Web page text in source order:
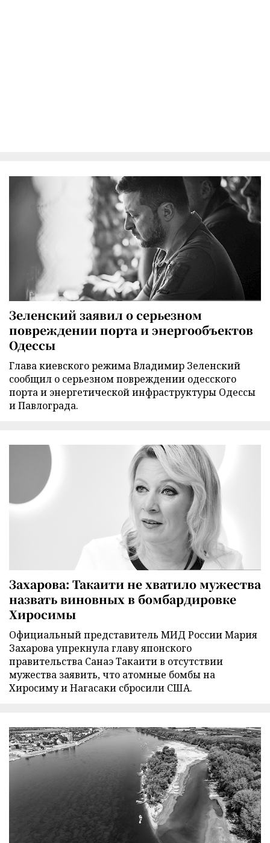
Зеленский заявил о серьезном
повреждении порта и энергообъектов
Одессы
Глава киевского режима Владимир Зеленский
сообщил о серьезном повреждении одесского
порта и энергетической инфраструктуры Одессы
и Павлограда.
Захарова: Такаити не хватило мужества
назвать виновных в бомбардировке
Хиросимы
Официальный представитель МИД России Мария
Захарова упрекнула главу японского
правительства Санаэ Такаити в отсутствии
мужества заявить, что атомные бомбы на
Хиросиму и Нагасаки сбросили США.